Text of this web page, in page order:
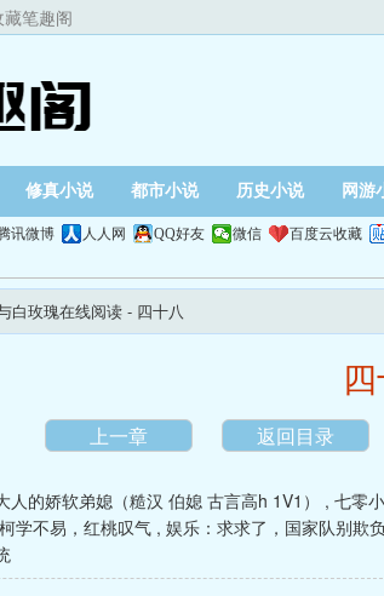
藏笔趣阁
修真小说 都市小说 历史小说 网游
讯微博 人人网 QQ好友 微信 百度云收藏
白玫瑰在线阅读 - 四十八
上一章 返回目录
人的娇软弟媳（糙汉 伯媳 古言高h 1V1） , 七零
学不易，红桃叹气 , 娱乐：求求了，国家队别欺